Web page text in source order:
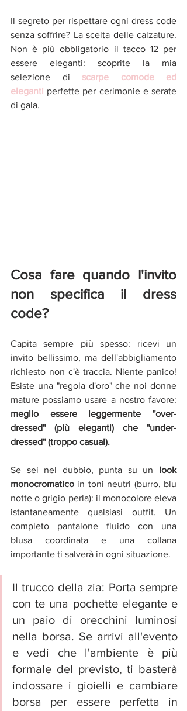
Il segreto per rispettare ogni dress code
senza soffrire? La scelta delle calzature.
Non è più obbligatorio il tacco 12 per
essere eleganti: scoprite la mia
selezione di scarpe comode ed
eleganti perfette per cerimonie e serate
di gala.
Cosa fare quando l'invito
non specifica il dress
code?
Capita sempre più spesso: ricevi un
invito bellissimo, ma dell'abbigliamento
richiesto non c'è traccia. Niente panico!
Esiste una "regola d'oro" che noi donne
meglio essere leggermente "over-
dressed" (più eleganti) che "under-
dressed" (troppo casual).
Se sei nel dubbio, punta su un look
monocromatico in toni neutri (burro, blu
notte o grigio perla): il monocolore eleva
istantaneamente qualsiasi outfit. Un
completo pantalone fluido con una
blusa coordinata e una collana
importante ti salverà in ogni situazione.
Il trucco della zia: Porta sempre
con te una pochette elegante e
un paio di orecchini luminosi
nella borsa. Se arrivi all'evento
e vedi che l'ambiente è più
formale del previsto, ti basterà
indossare i gioielli e cambiare
borsa per essere perfetta in